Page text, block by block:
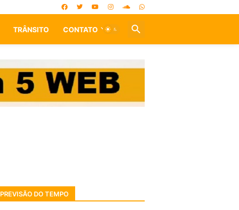
TRÂNSITO CONTATO
PREVISÃO DO TEMPO